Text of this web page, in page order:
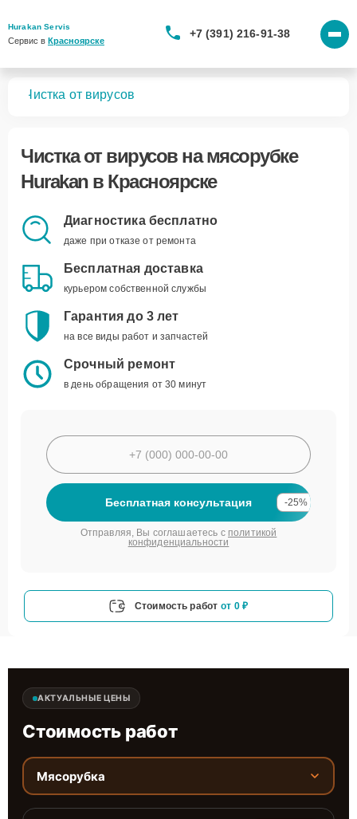
Hurakan Servis
Сервис в Красноярске
+7 (391) 216-91-38
Чистка от вирусов
Чистка от вирусовна мясорубке
Hurakan в Красноярске
Диагностика бесплатно
даже при отказе от ремонта
Бесплатная доставка
курьером собственной службы
Гарантия до 3 лет
на все виды работ и запчастей
Срочный ремонт
в день обращения от 30 минут
Бесплатная консультация -25%
Отправляя, Вы соглашаетесь с политикой
конфиденциальности
Стоимость работ от 0 ₽
АКТУАЛЬНЫЕ ЦЕНЫ
Стоимость работ
Мясорубка